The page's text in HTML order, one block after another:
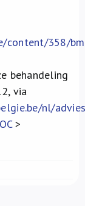
content/358/
behandeling
via
nl/
>